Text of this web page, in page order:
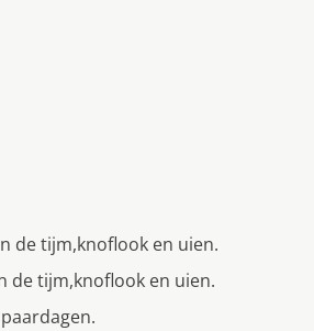
de tijm,knoflook en uien.
de tijm,knoflook en uien.